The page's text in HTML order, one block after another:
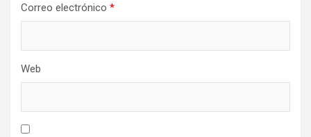
Correo electrónico *
Web